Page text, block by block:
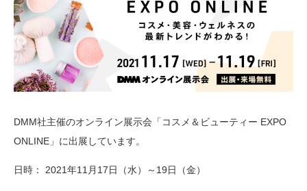
DMM社主催のオンライン展示会「コスメ＆ビューティー EXPO
ONLINE」に出展しています。
日時： 2021年11月17日（水）～19日（金）